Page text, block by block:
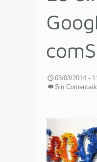
03/03/2014 -
Sin